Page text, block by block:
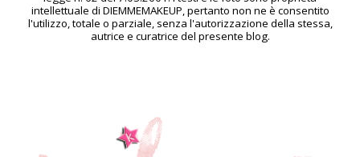
intellettuale di DIEMMEMAKEUP, pertanto non ne è consentito
l'utilizzo, totale o parziale, senza l'autorizzazione della stessa,
autrice e curatrice del presente blog.